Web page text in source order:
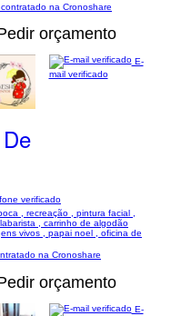
na Cronoshare
orçamento
E-
mail verificado
verificado
, recreação , pintura facial ,
, carrinho de algodão
vivos , papai noel , oficina de
na Cronoshare
orçamento
E-